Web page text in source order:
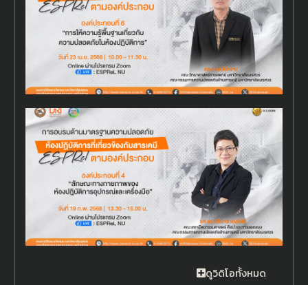
ดูวิดิโอทั้งหมด